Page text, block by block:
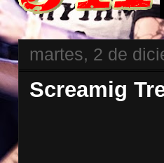
martes, 2 de
Screamig